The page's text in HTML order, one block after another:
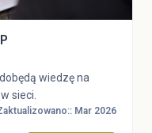
wiedzę na
sieci.
Mar 2026